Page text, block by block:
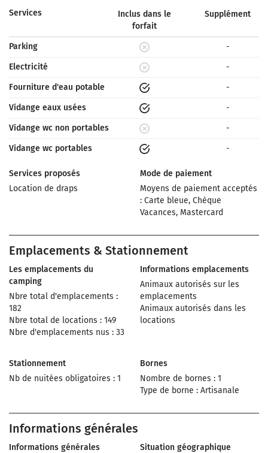
Services
Inclus dans le
forfait
Supplément
Parking
-
Electricité
-
Fourniture d'eau potable
-
Vidange eaux usées
-
Vidange wc non portables
-
Vidange wc portables
-
Services proposés
Location de draps
Mode de paiement
Moyens de paiement acceptés
: Carte bleue, Chèque
Vacances, Mastercard
Emplacements & Stationnement
Les emplacements du
camping
Nbre total d'emplacements :
182
Nbre total de locations : 149
Nbre d'emplacements nus : 33
Informations emplacements
Animaux autorisés sur les
emplacements
Animaux autorisés dans les
locations
Stationnement
Nb de nuitées obligatoires : 1
Bornes
Nombre de bornes : 1
Type de borne : Artisanale
Informations générales
Informations générales
Situation géographique